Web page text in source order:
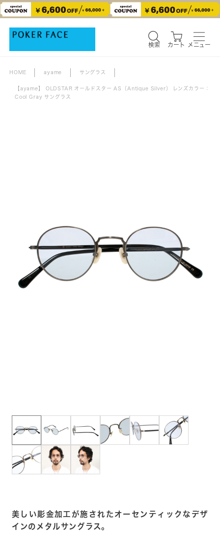
検索 カート メニュー
HOME ayame サングラス
【ayame】 OLDSTAR オールドスター AS（Antique Silver） レンズカラー：
Cool Gray サングラス
美しい彫金加工が施されたオーセンティックなデザ
インのメタルサングラス。